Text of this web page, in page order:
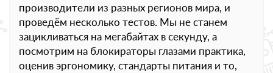
производители из разных регионов мира, и
проведём несколько тестов. Мы не станем
зацикливаться на мегабайтах в секунду, а
посмотрим на блокираторы глазами практика,
оценив эргономику, стандарты питания и то,